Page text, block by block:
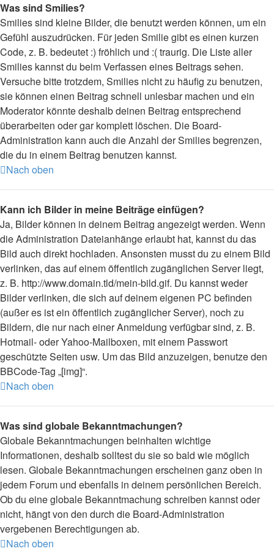
Was sind Smilies?
Smilies sind kleine Bilder, die benutzt werden können, um ein
Gefühl auszudrücken. Für jeden Smilie gibt es einen kurzen
Code, z. B. bedeutet :) fröhlich und :( traurig. Die Liste aller
Smilies kannst du beim Verfassen eines Beitrags sehen.
Versuche bitte trotzdem, Smilies nicht zu häufig zu benutzen,
sie können einen Beitrag schnell unlesbar machen und ein
Moderator könnte deshalb deinen Beitrag entsprechend
überarbeiten oder gar komplett löschen. Die Board-
Administration kann auch die Anzahl der Smilies begrenzen,
die du in einem Beitrag benutzen kannst.
Nach oben
Kann ich Bilder in meine Beiträge einfügen?
Ja, Bilder können in deinem Beitrag angezeigt werden. Wenn
die Administration Dateianhänge erlaubt hat, kannst du das
Bild auch direkt hochladen. Ansonsten musst du zu einem Bild
verlinken, das auf einem öffentlich zugänglichen Server liegt,
z. B. http://www.domain.tld/mein-bild.gif. Du kannst weder
Bilder verlinken, die sich auf deinem eigenen PC befinden
(außer es ist ein öffentlich zugänglicher Server), noch zu
Bildern, die nur nach einer Anmeldung verfügbar sind, z. B.
Hotmail- oder Yahoo-Mailboxen, mit einem Passwort
geschützte Seiten usw. Um das Bild anzuzeigen, benutze den
BBCode-Tag „[img]“.
Nach oben
Was sind globale Bekanntmachungen?
Globale Bekanntmachungen beinhalten wichtige
Informationen, deshalb solltest du sie so bald wie möglich
lesen. Globale Bekanntmachungen erscheinen ganz oben in
jedem Forum und ebenfalls in deinem persönlichen Bereich.
Ob du eine globale Bekanntmachung schreiben kannst oder
nicht, hängt von den durch die Board-Administration
vergebenen Berechtigungen ab.
Nach oben